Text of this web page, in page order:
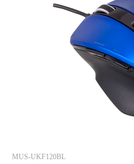
MUS-UKF120BL